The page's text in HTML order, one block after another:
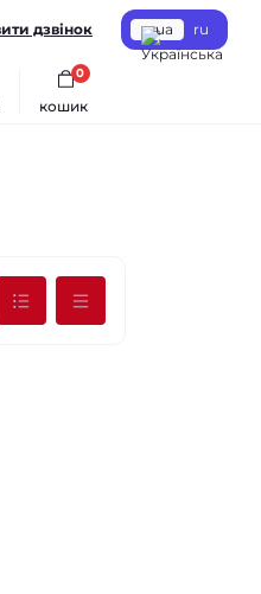
дзвінок ua ru
кошик
0